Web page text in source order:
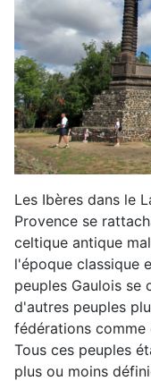
Les Ibères dans le
Provence se
celtique antique
l'époque classique
peuples Gaulois se
d'autres peuples
fédérations comme
Tous ces peuples
plus ou moins